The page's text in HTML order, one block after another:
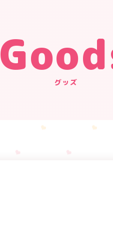
グッズ